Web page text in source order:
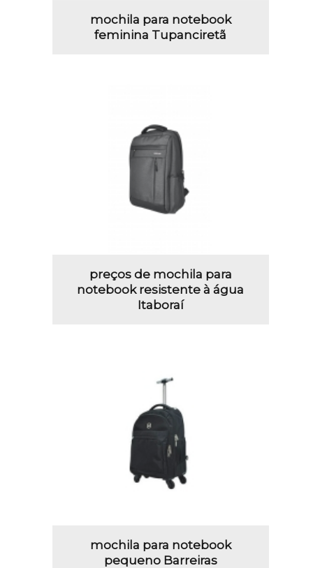
mochila para notebook
feminina Tupanciretã
preços de mochila para
notebook resistente à água
Itaboraí
mochila para notebook
pequeno Barreiras